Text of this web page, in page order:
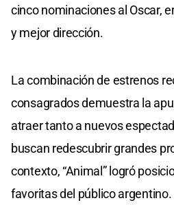
cinco nominaciones al Oscar,
y mejor dirección.
La combinación de estrenos
consagrados demuestra la
atraer tanto a nuevos
buscan redescubrir grandes
contexto, “Animal” logró
favoritas del público argentino.